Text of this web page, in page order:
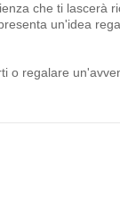
che ti lascerà
un'idea
o regalare